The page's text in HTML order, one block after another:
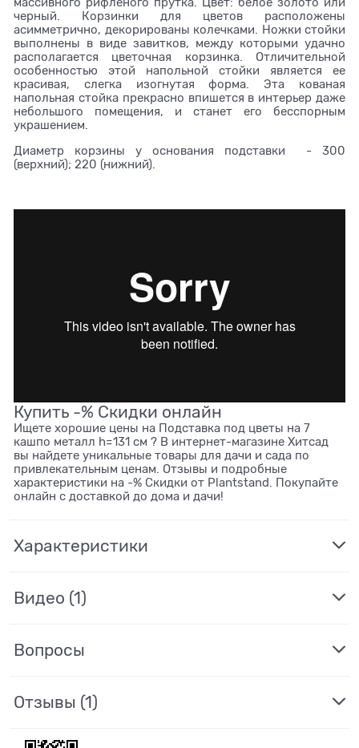
черный.
Корзинки для цветов расположены
асимметрично, декорированы колечками. Ножки стойки
выполнены в виде завитков, между которыми удачно
располагается цветочная корзинка. Отличительной
особенностью этой напольной стойки является ее
красивая, слегка изогнутая форма. Эта кованая
напольная стойка прекрасно впишется в интерьер даже
небольшого помещения, и станет его бесспорным
украшением.
Диаметр корзины у основания подставки - 300
(верхний); 220 (нижний).
Купить -% Скидки онлайн
Ищете хорошие цены на Подставка под цветы на 7
кашпо металл h=131 см ? В интернет-магазине Хитсад
вы найдете уникальные товары для дачи и сада по
привлекательным ценам. Отзывы и подробные
характеристики на -% Скидки от Plantstand. Покупайте
онлайн с доставкой до дома и дачи!
Характеристики
Видео (1)
Вопросы
Отзывы (1)